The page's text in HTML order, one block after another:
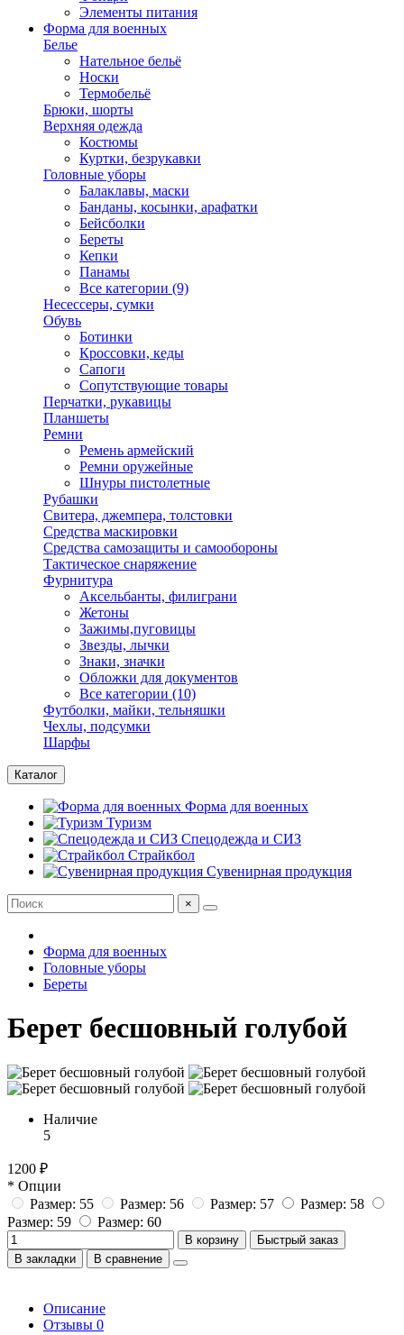
Элементы питания
Форма для военных
Белье
Нательное бельё
Носки
Термобельё
Брюки, шорты
Верхняя одежда
Костюмы
Куртки, безрукавки
Головные уборы
Балаклавы, маски
Банданы, косынки, арафатки
Бейсболки
Береты
Кепки
Панамы
Все категории (9)
Несессеры, сумки
Обувь
Ботинки
Кроссовки, кеды
Сапоги
Сопутствующие товары
Перчатки, рукавицы
Планшеты
Ремни
Ремень армейский
Ремни оружейные
Шнуры пистолетные
Рубашки
Свитера, джемпера, толстовки
Средства маскировки
Средства самозащиты и самообороны
Тактическое снаряжение
Фурнитура
Аксельбанты, филиграни
Жетоны
Зажимы,пуговицы
Звезды, лычки
Знаки, значки
Обложки для документов
Все категории (10)
Футболки, майки, тельняшки
Чехлы, подсумки
Шарфы
Каталог
Форма для военных
Туризм
Спецодежда и СИЗ
Страйкбол
Сувенирная продукция
×
Форма для военных
Головные уборы
Береты
Берет бесшовный голубой
Наличие
5
1200 ₽
* Опции
Размер: 55
Размер: 56 Размер: 57
Размер: 58
Размер: 59
Размер: 60
В корзину
Быстрый заказ
В закладки
В сравнение
Описание
Отзывы 0